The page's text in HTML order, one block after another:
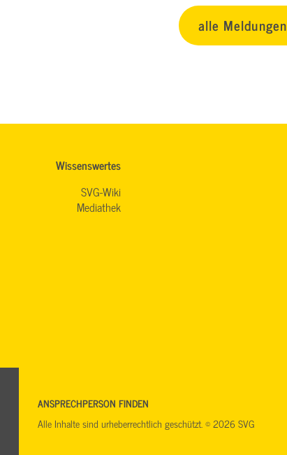
alle Meldungen
Wissenswertes
SVG-Wiki
Mediathek
ANSPRECHPERSON FINDEN
Alle Inhalte sind urheberrechtlich geschützt. © 2026 SVG